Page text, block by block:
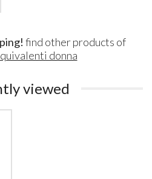
find other products of
donna
viewed